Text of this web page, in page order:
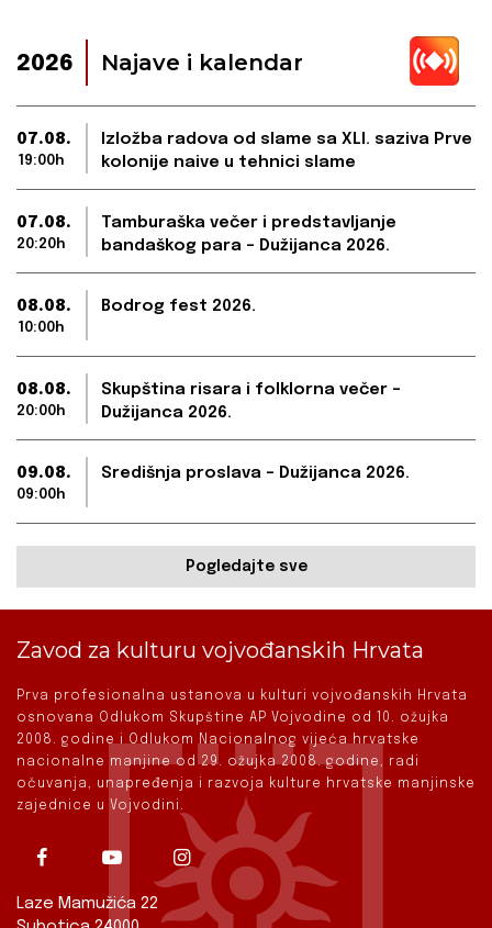
2026 Najave i kalendar
07.08.
19:00h
Izložba radova od slame sa XLI. saziva Prve
kolonije naive u tehnici slame
07.08.
20:20h
Tamburaška večer i predstavljanje
bandaškog para – Dužijanca 2026.
08.08.
10:00h
Bodrog fest 2026.
08.08.
20:00h
Skupština risara i folklorna večer –
Dužijanca 2026.
09.08.
09:00h
Središnja proslava – Dužijanca 2026.
Pogledajte sve
Zavod za kulturu vojvođanskih Hrvata
Prva profesionalna ustanova u kulturi vojvođanskih Hrvata
osnovana Odlukom Skupštine AP Vojvodine od 10. ožujka
2008. godine i Odlukom Nacionalnog vijeća hrvatske
nacionalne manjine od 29. ožujka 2008. godine, radi
očuvanja, unapređenja i razvoja kulture hrvatske manjinske
zajednice u Vojvodini.
Laze Mamužića 22